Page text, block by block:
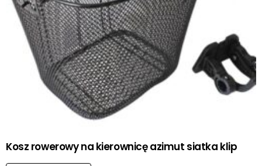
Kosz rowerowy na kierownicę azimut siatka klip